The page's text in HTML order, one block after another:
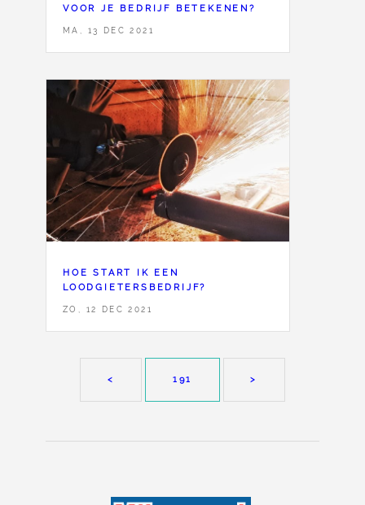
VOOR JE BEDRIJF BETEKENEN?
MA, 13 DEC 2021
HOE START IK EEN
LOODGIETERSBEDRIJF?
ZO, 12 DEC 2021
< 191 >